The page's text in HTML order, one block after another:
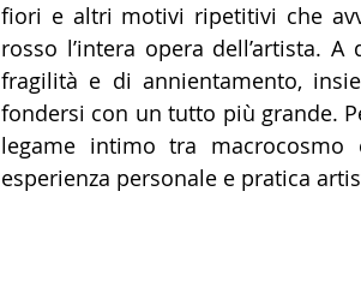
fiori e altri motivi ripetitivi che
rosso l’intera opera dell’artista.
fragilità e di annientamento,
fondersi con un tutto più grande.
legame intimo tra
esperienza personale e pratica